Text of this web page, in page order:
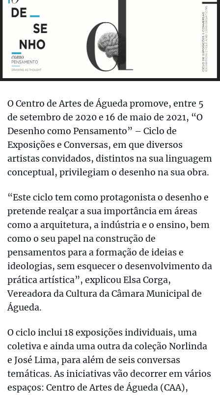
O Centro de Artes de Águeda promove, entre 5
de setembro de 2020 e 16 de maio de 2021, “O
Desenho como Pensamento” – Ciclo de
Exposições e Conversas, em que diversos
artistas convidados, distintos na sua linguagem
conceptual, privilegiam o desenho na sua obra.
“Este ciclo tem como protagonista o desenho e
pretende realçar a sua importância em áreas
como a arquitetura, a indústria e o ensino, bem
como o seu papel na construção de
pensamentos para a formação de ideias e
ideologias, sem esquecer o desenvolvimento da
prática artística”, explicou Elsa Corga,
Vereadora da Cultura da Câmara Municipal de
Águeda.
O ciclo inclui 18 exposições individuais, uma
coletiva e ainda uma outra da coleção Norlinda
e José Lima, para além de seis conversas
temáticas. As iniciativas vão decorrer em vários
espaços: Centro de Artes de Águeda (CAA),